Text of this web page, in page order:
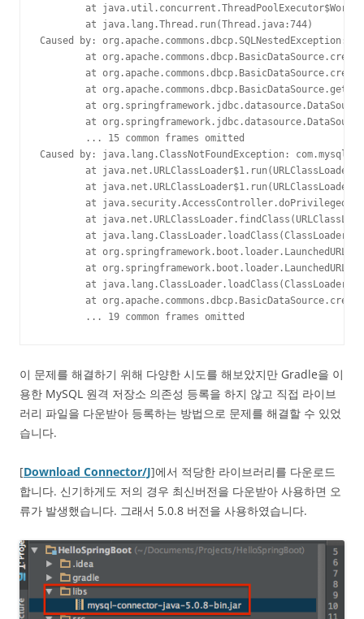
at
        at java.lang.Thread.run(Thread.java:744)
Caused by:
at
at
at
at
at
        ... 15 common frames omitted
Caused by: java.lang.ClassNotFoundException:
at
at
at
at
at
at
at
at
at
        ... 19 common frames omitted
이 문제를 해결하기 위해 다양한 시도를 해보았지만 Gradle을 이
용한 MySQL 원격 저장소 의존성 등록을 하지 않고 직접 라이브
러리 파일을 다운받아 등록하는 방법으로 문제를 해결할 수 있었
습니다.
[Download Connector/J]에서 적당한 라이브러리를 다운로드
합니다. 신기하게도 저의 경우 최신버전을 다운받아 사용하면 오
류가 발생했습니다. 그래서 5.0.8 버전을 사용하였습니다.